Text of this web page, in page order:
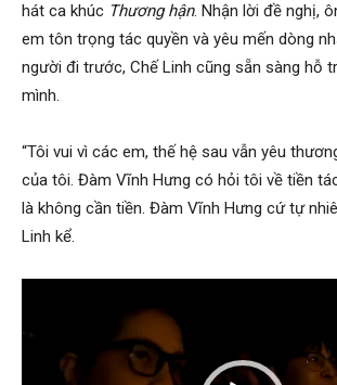
hát ca khúc Thương hận. Nhận lời đề nghị,
em tôn trọng tác quyền và yêu mến dòng
người đi trước, Chế Linh cũng sẵn sàng hỗ
mình.
“Tôi vui vì các em, thế hệ sau vẫn yêu
của tôi. Đàm Vĩnh Hưng có hỏi tôi về tiền
là không cần tiền. Đàm Vĩnh Hưng cứ tự
Linh kể.